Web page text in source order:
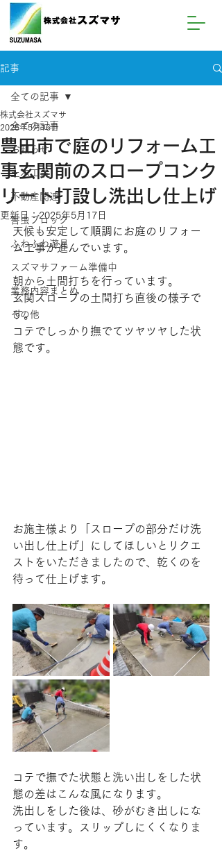
記事
全ての記事
お知らせ
土木工事
不動産関連
害虫ブロック
ふわふわ遊具
スズマサファーム準備中
業務内容まとめ
その他
全ての記事
豊田市で庭のリフォーム工
事玄関前のスロープコンク
リート打設し洗出し仕上げ
株式会社スズマサ
2025年5月16日
更新日：2025年5月17日
天候も安定して順調にお庭のリフォー
ム工事が進んでいます。
朝から土間打ちを行っています。
玄関スロープの土間打ち直後の様子で
す。
コテでしっかり撫でてツヤツヤした状
態です。
お施主様より「スロープの部分だけ洗
い出し仕上げ」にしてほしいとリクエ
ストをいただきましたので、乾くのを
待って仕上げます。
コテで撫でた状態と洗い出しをした状
態の差はこんな風になります。
洗出しをした後は、砂がむき出しにな
っています。スリップしにくくなりま
す。